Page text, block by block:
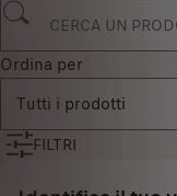
Ordina per
Tutti i prodotti
FILTRI